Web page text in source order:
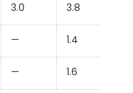
3.0 3.8
— 1.4
— 1.6